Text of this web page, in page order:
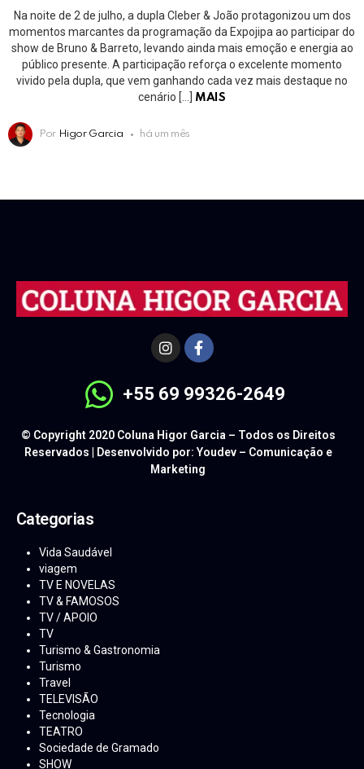
Na noite de 2 de julho, a dupla Cleber & João protagonizou um dos
momentos marcantes da programação da Expojipa ao participar do
show de Bruno & Barreto, levando ainda mais emoção e energia ao
público presente. A participação reforça o excelente momento
vivido pela dupla, que vem ganhando cada vez mais destaque no
cenário […]
MAIS
Por Higor Garcia há um mês
+55 69 99326-2649
© Copyright 2020 Coluna Higor Garcia – Todos os Direitos
Reservados | Desenvolvido por: Youdev – Comunicação e
Marketing
Categorias
Vida Saudável
viagem
TV E NOVELAS
TV & FAMOSOS
TV / APOIO
TV
Turismo & Gastronomia
Turismo
Travel
TELEVISÃO
Tecnologia
TEATRO
Sociedade de Gramado
SHOW